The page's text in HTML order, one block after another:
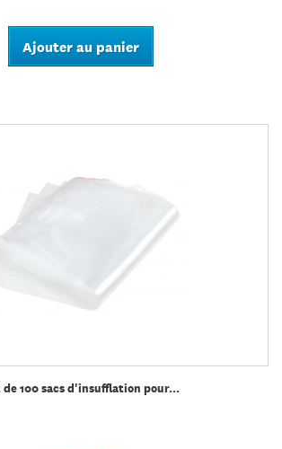
Ajouter au panier
de 100 sacs d'insufflation pour...